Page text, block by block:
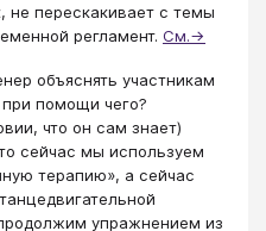
не перескакивает с темы
регламент. См.→
объяснять участникам
помощи чего?
что он сам знает)
сейчас мы используем
терапию», а сейчас
упражнением из